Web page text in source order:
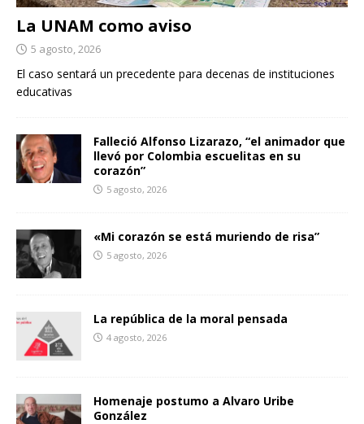
La UNAM como aviso
5 agosto, 2026
El caso sentará un precedente para decenas de instituciones
educativas
Falleció Alfonso Lizarazo, “el animador que
llevó por Colombia escuelitas en su
corazón”
5 agosto, 2026
«Mi corazón se está muriendo de risa”
5 agosto, 2026
La república de la moral pensada
4 agosto, 2026
Homenaje postumo a Alvaro Uribe
González